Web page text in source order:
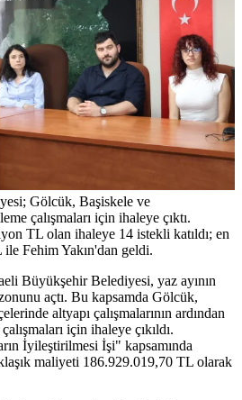
Gölcük, Başiskele ve
çalışmaları için ihaleye çıktı.
TL olan ihaleye 14 istekli katıldı; en
Fehim Yakın'dan geldi.
Büyükşehir Belediyesi, yaz ayının
açtı. Bu kapsamda Gölcük,
altyapı çalışmalarının ardından
için ihaleye çıkıldı.
İyileştirilmesi İşi" kapsamında
maliyeti 186.929.019,70 TL olarak